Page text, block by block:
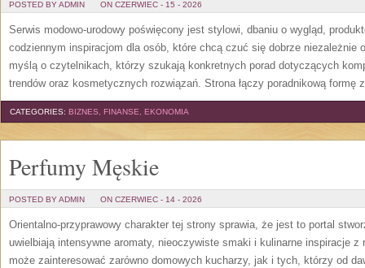
POSTED BY ADMIN ON CZERWIEC - 15 - 2026
Serwis modowo-urodowy poświęcony jest stylowi, dbaniu o wygląd,
codziennym inspiracjom dla osób, które chcą czuć się dobrze niezależnie
myślą o czytelnikach, którzy szukają konkretnych porad dotyczących
trendów oraz kosmetycznych rozwiązań. Strona łączy poradnikową formę z
CATEGORIES: BIZNES, FINANSE, EKONOMIA
Perfumy Męskie
POSTED BY ADMIN ON CZERWIEC - 14 - 2026
Orientalno-przyprawowy charakter tej strony sprawia, że jest to portal
uwielbiają intensywne aromaty, nieoczywiste smaki i kulinarne inspiracje
może zainteresować zarówno domowych kucharzy, jak i tych, którzy od